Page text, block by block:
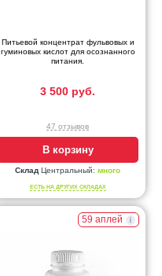
Питьевой концентрат фульвовых и
гуминовых кислот для осознанного
питания.
3 500 руб.
47 отзывов
В корзину
Склад Центральный: много
ЕСТЬ НА ДРУГИХ СКЛАДАХ
59 аплей